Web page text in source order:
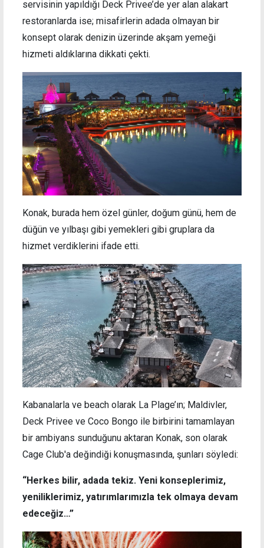
servisinin yapıldığı Deck Privee’de yer alan alakart
restoranlarda ise; misafirlerin adada olmayan bir
konsept olarak denizin üzerinde akşam yemeği
hizmeti aldıklarına dikkati çekti.
Konak, burada hem özel günler, doğum günü, hem de
düğün ve yılbaşı gibi yemekleri gibi gruplara da
hizmet verdiklerini ifade etti.
Kabanalarla ve beach olarak La Plage’ın; Maldivler,
Deck Privee ve Coco Bongo ile birbirini tamamlayan
bir ambiyans sunduğunu aktaran Konak, son olarak
Cage Club'a değindiği konuşmasında, şunları söyledi:
“Herkes bilir, adada tekiz. Yeni konseplerimiz,
yeniliklerimiz, yatırımlarımızla tek olmaya devam
edeceğiz…”